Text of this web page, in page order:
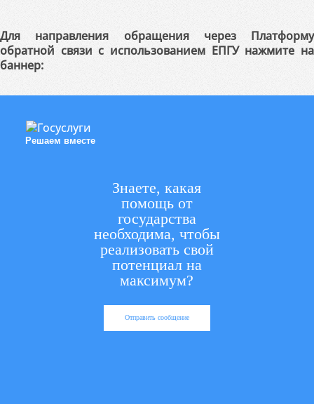
Для направления обращения через Платформу
обратной связи с использованием ЕПГУ нажмите на
баннер:
Решаем вместе
Знаете, какая
помощь от
государства
необходима, чтобы
реализовать свой
потенциал на
максимум?
Отправить сообщение